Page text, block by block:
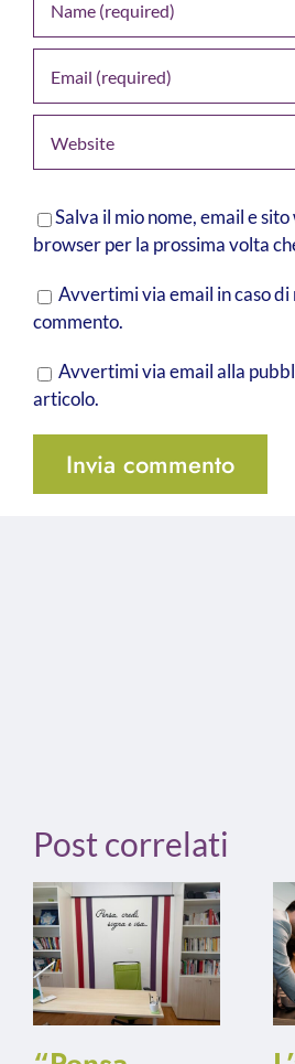
Salva il mio nome, email e
browser per la prossima volta
Avvertimi via email in caso di
commento.
Avvertimi via email alla
articolo.
Post correlati